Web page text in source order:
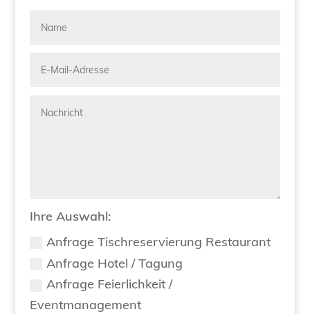
Ihre Auswahl:
Anfrage Tischreservierung Restaurant
Anfrage Hotel / Tagung
Anfrage Feierlichkeit /
Eventmanagement